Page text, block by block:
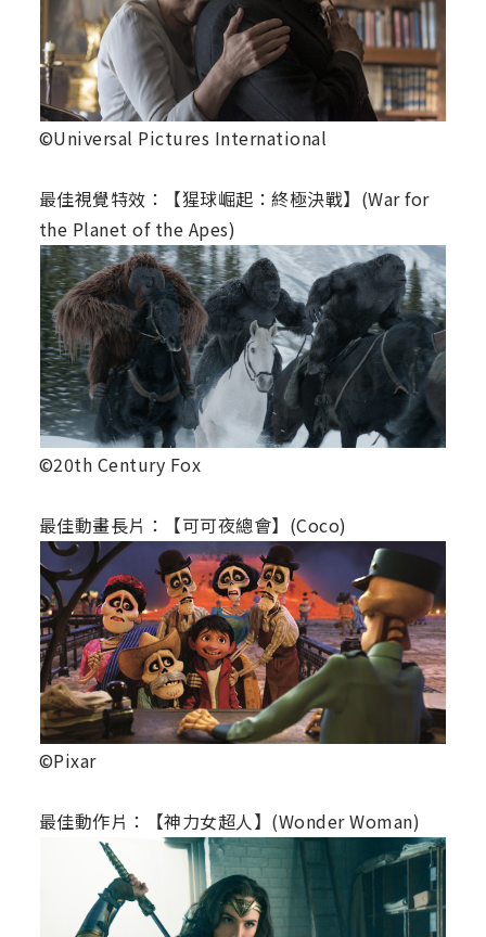
©Universal Pictures International
最佳視覺特效：【猩球崛起：終極決戰】(War for
the Planet of the Apes)
©20th Century Fox
最佳動畫長片：【可可夜總會】(Coco)
©Pixar
最佳動作片：【神力女超人】(Wonder Woman)